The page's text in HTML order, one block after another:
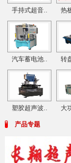
手持式超音.. 热
汽车蓄电池.. 转
塑胶超声波.. 大
产品专题